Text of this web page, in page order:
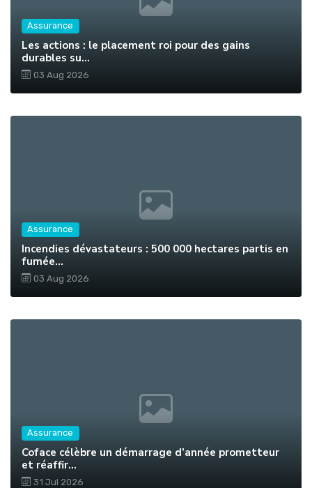
Assurance
Les actions : le placement roi pour des gains
durables su...
03 Aug 2026
Assurance
Incendies dévastateurs : 500 000 hectares partis en
fumée...
03 Aug 2026
Assurance
Coface célèbre un démarrage d’année prometteur
et réaffir...
31 Jul 2026